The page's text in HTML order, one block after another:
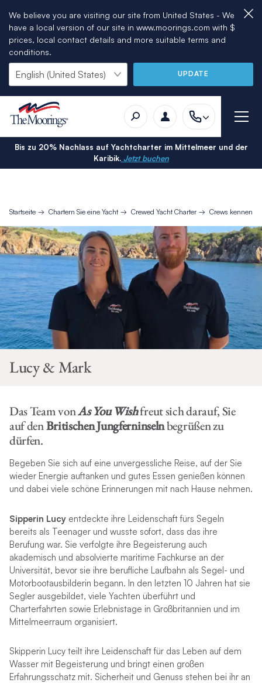
We believe you are visiting our site from United States - We
have a local version of our site in www.moorings.com with $
prices, local contact details and more suitable terms and
conditions.
UPDATE
Bis zu 20% Nachlass auf Yachtcharter im Mittelmeer und der
Karibik.Jetzt buchen
Startseite Chartern Sie eine Yacht Crewed Yacht Charter Crews
Lucy & Mark
Das Team vonAs You Wishfreut sich darauf, Sie
auf denBritischen Jungferninselnbegrüßen zu
dürfen.
Begeben Sie sich auf eine unvergessliche Reise, auf der Sie
wieder Energie auftanken und gutes Essen genießen können
und dabei viele schöne Erinnerungen mit nach Hause nehmen.
Sipperin Lucyentdeckte ihre Leidenschaft fürs Segeln
bereits als Teenager und wusste sofort, dass das ihre
Berufung war. Sie verfolgte ihre Begeisterung auch
akademisch und absolvierte maritime Fachkurse an der
Universität, bevor sie ihre berufliche Laufbahn als Segel- und
Motorbootausbilderin begann. In den letzten 10 Jahren hat sie
Segler ausgebildet, viele Yachten überführt und
Charterfahrten sowie Erlebnistage in Großbritannien und im
Mittelmeerraum organisiert.
Skipperin Lucy teilt ihre Leidenschaft für das Leben auf dem
Wasser mit Begeisterung und bringt einen großen
Erfahrungsschatz mit. Sicherheit und Genuss stehen bei ihr an